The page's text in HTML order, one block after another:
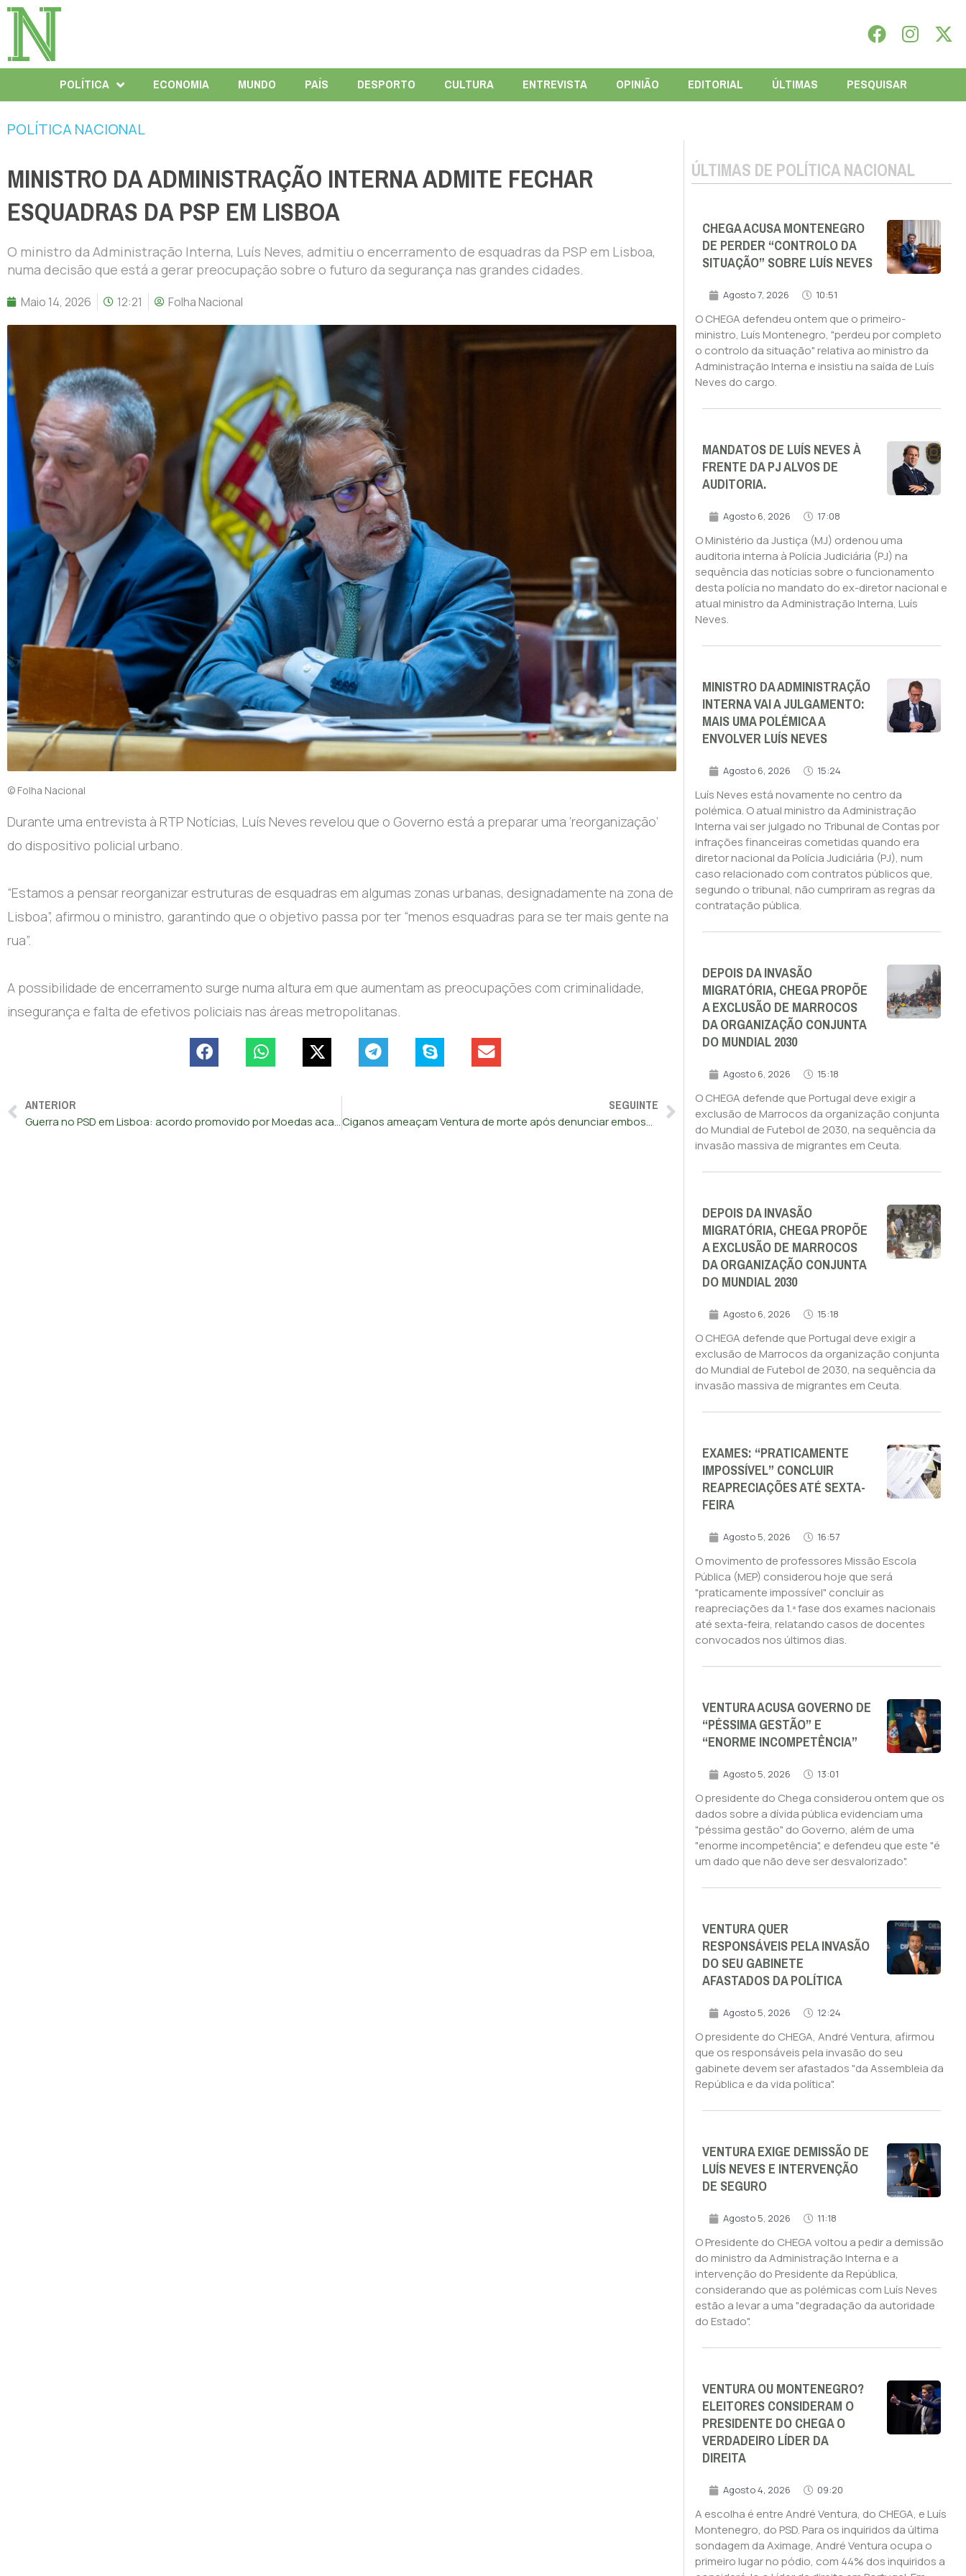
POLÍTICA ECONOMIA MUNDO PAÍS DESPORTO CULTURA ENTREVISTA OPINIÃO EDITORIAL ÚLTIMAS PESQUISAR
POLÍTICA NACIONAL
MINISTRO DA ADMINISTRAÇÃO INTERNA ADMITE FECHAR
ESQUADRAS DA PSP EM LISBOA
O ministro da Administração Interna, Luís Neves, admitiu o encerramento de esquadras da PSP em Lisboa,
numa decisão que está a gerar preocupação sobre o futuro da segurança nas grandes cidades.
Maio 14, 2026 12:21 Folha Nacional
© Folha Nacional
Durante uma entrevista à RTP Notícias, Luís Neves revelou que o Governo está a preparar uma ‘reorganização’
do dispositivo policial urbano.
“Estamos a pensar reorganizar estruturas de esquadras em algumas zonas urbanas, designadamente na zona de
Lisboa”, afirmou o ministro, garantindo que o objetivo passa por ter “menos esquadras para se ter mais gente na
rua”.
A possibilidade de encerramento surge numa altura em que aumentam as preocupações com criminalidade,
insegurança e falta de efetivos policiais nas áreas metropolitanas.
ANTERIOR
Guerra no PSD em Lisboa: acordo promovido por Moedas acaba em acusações de “tachos” e suspeitas de favorecimento
SEGUINTE
Ciganos ameaçam Ventura de morte após denunciar emboscada à GNR em Ponte de Sor
ÚLTIMAS DE POLÍTICA NACIONAL
CHEGA ACUSA MONTENEGRO
DE PERDER “CONTROLO DA
SITUAÇÃO” SOBRE LUÍS NEVES
Agosto 7, 2026 10:51
O CHEGA defendeu ontem que o primeiro-
ministro, Luís Montenegro, "perdeu por completo
o controlo da situação" relativa ao ministro da
Administração Interna e insistiu na saída de Luís
Neves do cargo.
MANDATOS DE LUÍS NEVES À
FRENTE DA PJ ALVOS DE
AUDITORIA.
Agosto 6, 2026 17:08
O Ministério da Justiça (MJ) ordenou uma
auditoria interna à Polícia Judiciária (PJ) na
sequência das notícias sobre o funcionamento
desta polícia no mandato do ex-diretor nacional e
atual ministro da Administração Interna, Luís
Neves.
MINISTRO DA ADMINISTRAÇÃO
INTERNA VAI A JULGAMENTO:
MAIS UMA POLÉMICA A
ENVOLVER LUÍS NEVES
Agosto 6, 2026 15:24
Luís Neves está novamente no centro da
polémica. O atual ministro da Administração
Interna vai ser julgado no Tribunal de Contas por
infrações financeiras cometidas quando era
diretor nacional da Polícia Judiciária (PJ), num
caso relacionado com contratos públicos que,
segundo o tribunal, não cumpriram as regras da
contratação pública.
DEPOIS DA INVASÃO
MIGRATÓRIA, CHEGA PROPÕE
A EXCLUSÃO DE MARROCOS
DA ORGANIZAÇÃO CONJUNTA
DO MUNDIAL 2030
Agosto 6, 2026 15:18
O CHEGA defende que Portugal deve exigir a
exclusão de Marrocos da organização conjunta
do Mundial de Futebol de 2030, na sequência da
invasão massiva de migrantes em Ceuta.
DEPOIS DA INVASÃO
MIGRATÓRIA, CHEGA PROPÕE
A EXCLUSÃO DE MARROCOS
DA ORGANIZAÇÃO CONJUNTA
DO MUNDIAL 2030
Agosto 6, 2026 15:18
O CHEGA defende que Portugal deve exigir a
exclusão de Marrocos da organização conjunta
do Mundial de Futebol de 2030, na sequência da
invasão massiva de migrantes em Ceuta.
EXAMES: “PRATICAMENTE
IMPOSSÍVEL” CONCLUIR
REAPRECIAÇÕES ATÉ SEXTA-
FEIRA
Agosto 5, 2026 16:57
O movimento de professores Missão Escola
Pública (MEP) considerou hoje que será
"praticamente impossível" concluir as
reapreciações da 1.ª fase dos exames nacionais
até sexta-feira, relatando casos de docentes
convocados nos últimos dias.
VENTURA ACUSA GOVERNO DE
“PÉSSIMA GESTÃO” E
“ENORME INCOMPETÊNCIA”
Agosto 5, 2026 13:01
O presidente do Chega considerou ontem que os
dados sobre a dívida pública evidenciam uma
"péssima gestão" do Governo, além de uma
"enorme incompetência", e defendeu que este "é
um dado que não deve ser desvalorizado".
VENTURA QUER
RESPONSÁVEIS PELA INVASÃO
DO SEU GABINETE
AFASTADOS DA POLÍTICA
Agosto 5, 2026 12:24
O presidente do CHEGA, André Ventura, afirmou
que os responsáveis pela invasão do seu
gabinete devem ser afastados "da Assembleia da
República e da vida política".
VENTURA EXIGE DEMISSÃO DE
LUÍS NEVES E INTERVENÇÃO
DE SEGURO
Agosto 5, 2026 11:18
O Presidente do CHEGA voltou a pedir a demissão
do ministro da Administração Interna e a
intervenção do Presidente da República,
considerando que as polémicas com Luís Neves
estão a levar a uma "degradação da autoridade
do Estado".
VENTURA OU MONTENEGRO?
ELEITORES CONSIDERAM O
PRESIDENTE DO CHEGA O
VERDADEIRO LÍDER DA
DIREITA
Agosto 4, 2026 09:20
A escolha é entre André Ventura, do CHEGA, e Luís
Montenegro, do PSD. Para os inquiridos da última
sondagem da Aximage, André Ventura ocupa o
primeiro lugar no pódio, com 44% dos inquiridos a